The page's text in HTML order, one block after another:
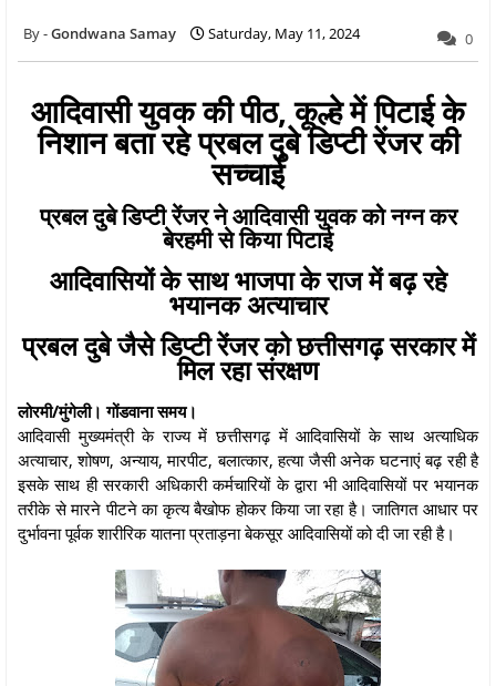
Gondwana Samay Saturday, May 11, 2024 0
आदिवासी युवक की पीठ, कूल्हे में पिटाई के
निशान बता रहे प्रबल दुबे डिप्टी रेंजर की
सच्चाई
प्रबल दुबे डिप्टी रेंजर ने आदिवासी युवक को नग्न कर
बेरहमी से किया पिटाई
आदिवासियों के साथ भाजपा के राज में बढ़ रहे
भयानक अत्याचार
प्रबल दुबे जैसे डिप्टी रेंजर को छत्तीसगढ़ सरकार में
मिल रहा संरक्षण
लोरमी/मुंगेली। गोंडवाना समय।
आदिवासी मुख्यमंत्री के राज्य में छत्तीसगढ़ में आदिवासियों के साथ अत्याधिक
अत्याचार, शोषण, अन्याय, मारपीट, बलात्कार, हत्या जैसी अनेक घटनाएं बढ़ रही है
इसके साथ ही सरकारी अधिकारी कर्मचारियों के द्वारा भी आदिवासियों पर भयानक
तरीके से मारने पीटने का कृत्य बैखोफ होकर किया जा रहा है। जातिगत आधार पर
दुर्भावना पूर्वक शारीरिक यातना प्रताड़ना बेकसूर आदिवासियों को दी जा रही है।